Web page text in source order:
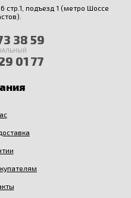
стр.1, подъезд 1 (метро Шоссе
38 59
01 77